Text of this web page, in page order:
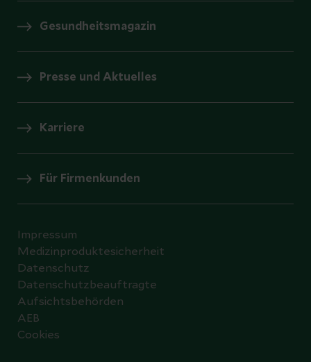
Gesundheitsmagazin
Presse und Aktuelles
Karriere
Für Firmenkunden
Impressum
Medizinproduktesicherheit
Datenschutz
Datenschutzbeauftragte
Aufsichtsbehörden
AEB
Cookies